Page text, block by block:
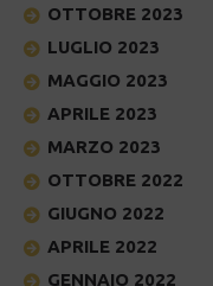
OTTOBRE 2023
LUGLIO 2023
MAGGIO 2023
APRILE 2023
MARZO 2023
OTTOBRE 2022
GIUGNO 2022
APRILE 2022
GENNAIO 2022